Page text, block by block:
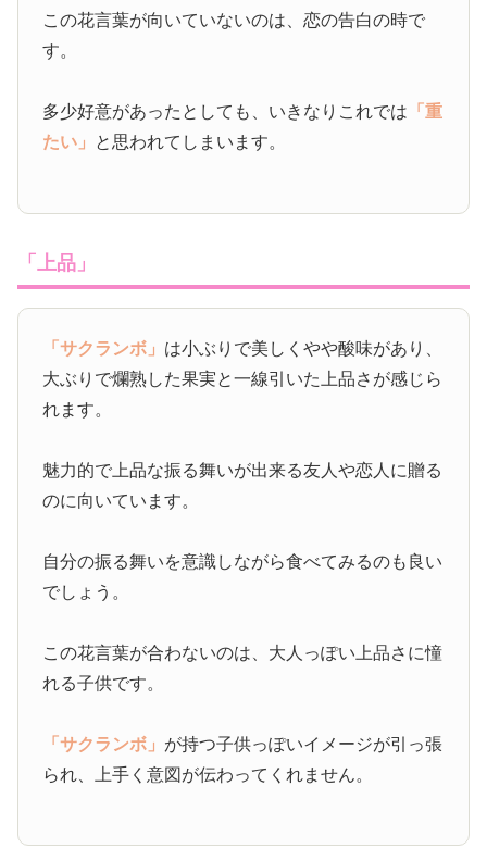
この花言葉が向いていないのは、恋の告白の時で
す。
多少好意があったとしても、いきなりこれでは 「重
たい」 と思われてしまいます。
「上品」
「サクランボ」 は小ぶりで美しくやや酸味があり、
大ぶりで爛熟した果実と一線引いた上品さが感じら
れます。
魅力的で上品な振る舞いが出来る友人や恋人に贈る
のに向いています。
自分の振る舞いを意識しながら食べてみるのも良い
でしょう。
この花言葉が合わないのは、大人っぽい上品さに憧
れる子供です。
「サクランボ」 が持つ子供っぽいイメージが引っ張
られ、上手く意図が伝わってくれません。